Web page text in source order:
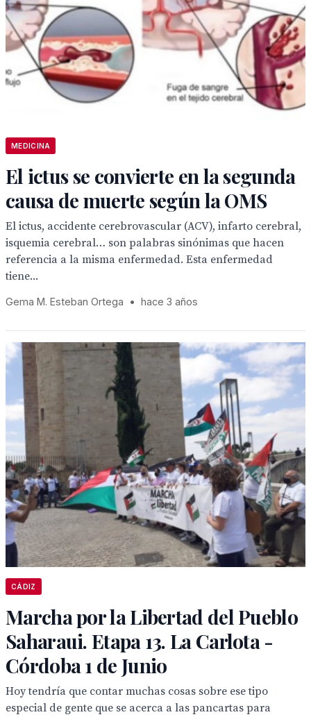
MEDICINA
El ictus se convierte en la segunda
causa de muerte según la OMS
El ictus, accidente cerebrovascular (ACV), infarto cerebral,
isquemia cerebral… son palabras sinónimas que hacen
referencia a la misma enfermedad. Esta enfermedad
tiene...
Gema M. Esteban Ortega • hace 3 años
CÁDIZ
Marcha por la Libertad del Pueblo
Saharaui. Etapa 13. La Carlota -
Córdoba 1 de Junio
Hoy tendría que contar muchas cosas sobre ese tipo
especial de gente que se acerca a las pancartas para